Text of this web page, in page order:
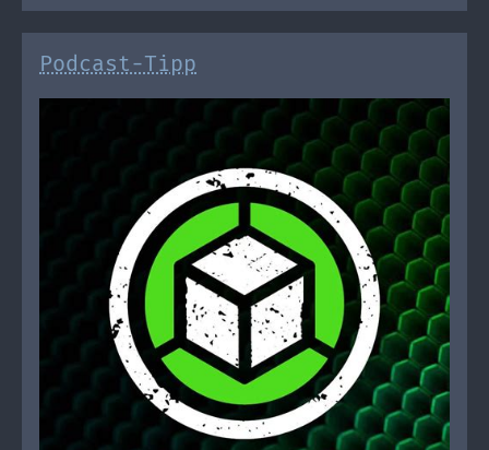
Podcast-Tipp